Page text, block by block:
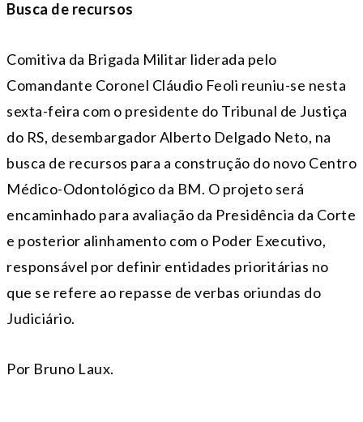
Busca de recursos
Comitiva da Brigada Militar liderada pelo
Comandante Coronel Cláudio Feoli reuniu-se nesta
sexta-feira com o presidente do Tribunal de Justiça
do RS, desembargador Alberto Delgado Neto, na
busca de recursos para a construção do novo Centro
Médico-Odontológico da BM. O projeto será
encaminhado para avaliação da Presidência da Corte
e posterior alinhamento com o Poder Executivo,
responsável por definir entidades prioritárias no
que se refere ao repasse de verbas oriundas do
Judiciário.
Por Bruno Laux.